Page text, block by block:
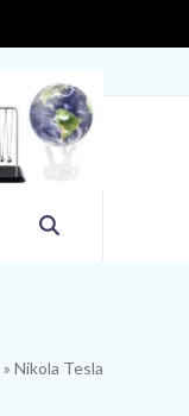
» Nikola Tesla